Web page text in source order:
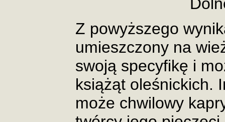
Z powyższego
umieszczony na
swoją specyfikę i
książąt oleśnickich.
może chwilowy